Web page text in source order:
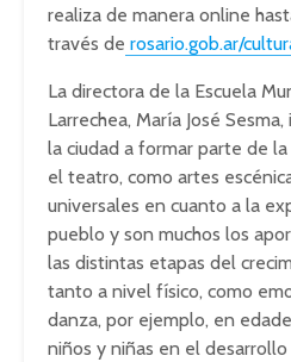
realiza de manera online
través de rosario.gob.ar/
La directora de la Escuela
Larrechea, María José
la ciudad a formar parte de
el teatro, como artes
universales en cuanto a la
pueblo y son muchos los
las distintas etapas del
tanto a nivel físico, como
danza, por ejemplo, en
niños y niñas en el